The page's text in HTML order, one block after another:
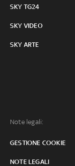
SKY TG24
SKY VIDEO
SKY ARTE
Note legali:
GESTIONE COOKIE
NOTE LEGALI